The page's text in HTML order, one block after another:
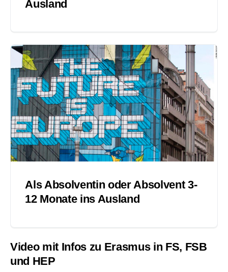
Ausland
Als Absolventin oder Absolvent 3-
12 Monate ins Ausland
Video mit Infos zu Erasmus in FS, FSB
und HEP